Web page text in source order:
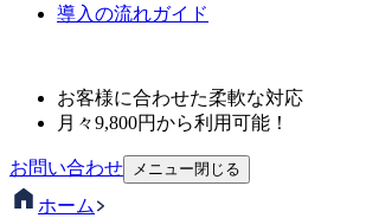
導入の流れガイド
お客様に合わせた柔軟な対応
月々9,800円から利用可能！
お問い合わせ メニュー閉じる
ホーム